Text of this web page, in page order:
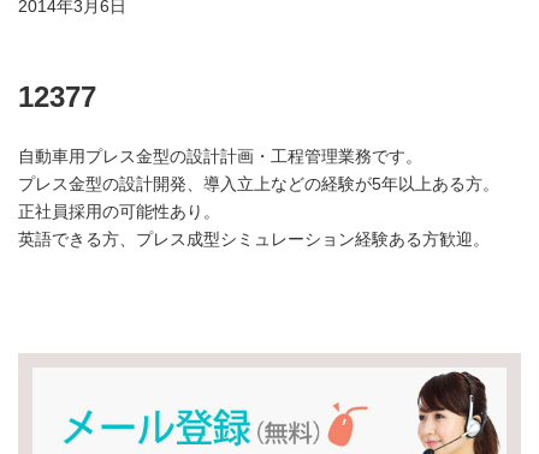
2014年3月6日
12377
自動車用プレス金型の設計計画・工程管理業務です。
プレス金型の設計開発、導入立上などの経験が5年以上ある方。
正社員採用の可能性あり。
英語できる方、プレス成型シミュレーション経験ある方歓迎。